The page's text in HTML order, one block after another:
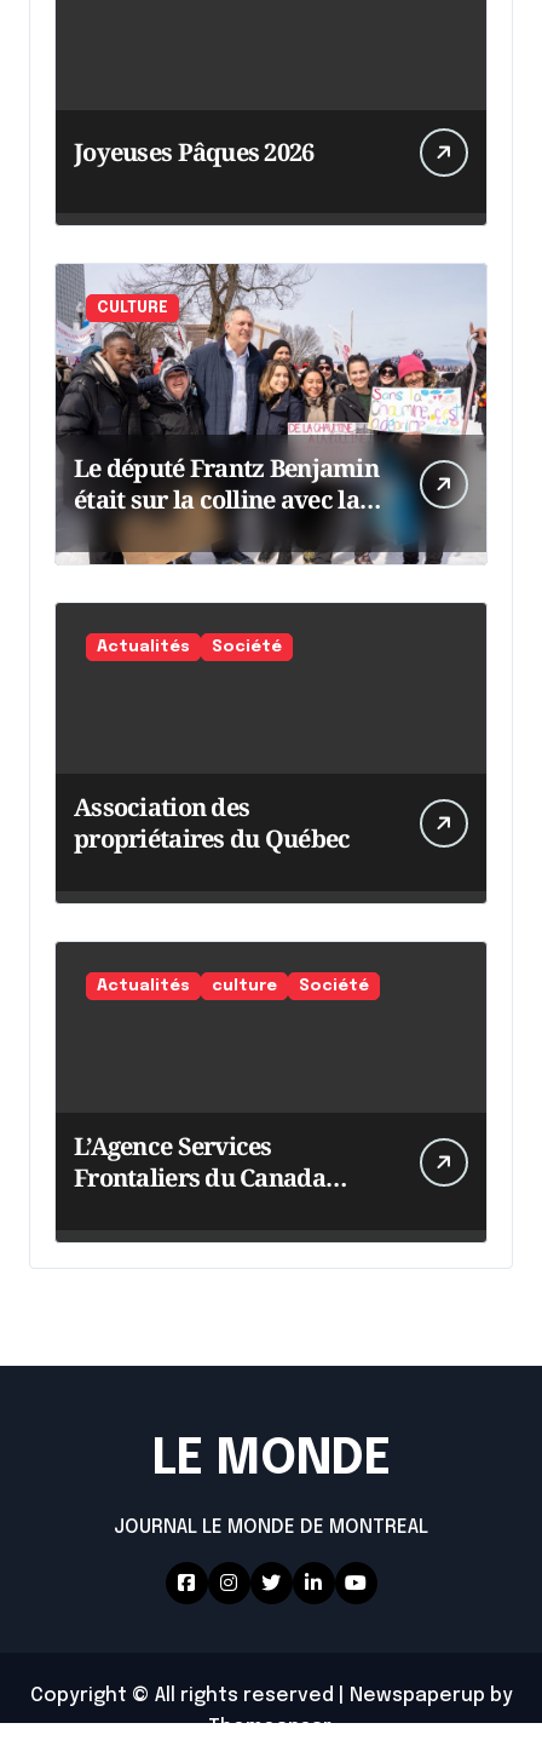
Joyeuses Pâques 2026
CULTURE
Le député Frantz Benjamin
était sur la colline avec la
chaumine
Actualités Société
Association des
propriétaires du Québec
Actualités culture Société
L’Agence Services
Frontaliers du Canada
LE MONDE
JOURNAL LE MONDE DE MONTREAL
Copyright © All rights reserved Newspaperup by
Themeansar.